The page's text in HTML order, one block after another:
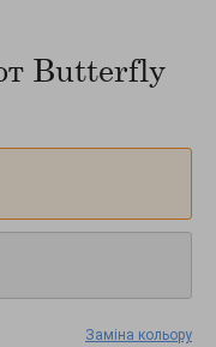
Butterfly
Заміна кольору